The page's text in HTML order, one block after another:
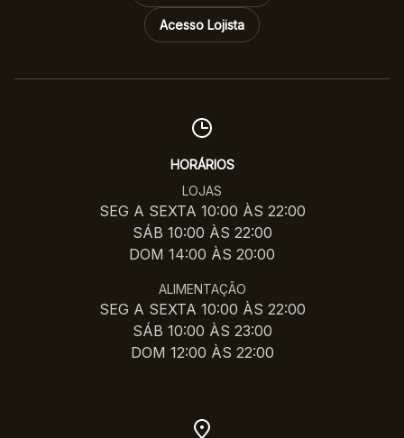
Acesso Lojista
HORÁRIOS
LOJAS
SEG A SEXTA 10:00 ÀS 22:00
SÁB 10:00 ÀS 22:00
DOM 14:00 ÀS 20:00
ALIMENTAÇÃO
SEG A SEXTA 10:00 ÀS 22:00
SÁB 10:00 ÀS 23:00
DOM 12:00 ÀS 22:00